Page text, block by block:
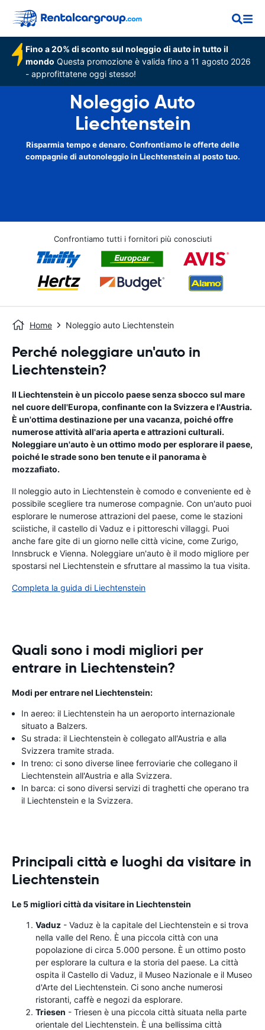
Fino a 20% di sconto sul noleggio di auto in tutto il
mondo Questa promozione è valida fino a 11 agosto 2026
- approfittatene oggi stesso!
Noleggio Auto
Liechtenstein
Risparmia tempo e denaro. Confrontiamo le offerte delle
compagnie di autonoleggio in Liechtenstein al posto tuo.
Confrontiamo tutti i fornitori più conosciuti
Home Noleggio auto Liechtenstein
Perché noleggiare un'auto in
Liechtenstein?
Il Liechtenstein è un piccolo paese senza sbocco sul mare
nel cuore dell'Europa, confinante con la Svizzera e l'Austria.
È un'ottima destinazione per una vacanza, poiché offre
numerose attività all'aria aperta e attrazioni culturali.
Noleggiare un'auto è un ottimo modo per esplorare il paese,
poiché le strade sono ben tenute e il panorama è
mozzafiato.
Il noleggio auto in Liechtenstein è comodo e conveniente ed è
possibile scegliere tra numerose compagnie. Con un'auto puoi
esplorare le numerose attrazioni del paese, come le stazioni
sciistiche, il castello di Vaduz e i pittoreschi villaggi. Puoi
anche fare gite di un giorno nelle città vicine, come Zurigo,
Innsbruck e Vienna. Noleggiare un'auto è il modo migliore per
spostarsi nel Liechtenstein e sfruttare al massimo la tua visita.
Completa la guida di Liechtenstein
Quali sono i modi migliori per
entrare in Liechtenstein?
Modi per entrare nel Liechtenstein:
In aereo: il Liechtenstein ha un aeroporto internazionale
situato a Balzers.
Su strada: il Liechtenstein è collegato all'Austria e alla
Svizzera tramite strada.
In treno: ci sono diverse linee ferroviarie che collegano il
Liechtenstein all'Austria e alla Svizzera.
In barca: ci sono diversi servizi di traghetti che operano tra
il Liechtenstein e la Svizzera.
Principali città e luoghi da visitare in
Liechtenstein
Le 5 migliori città da visitare in Liechtenstein
Vaduz - Vaduz è la capitale del Liechtenstein e si trova
nella valle del Reno. È una piccola città con una
popolazione di circa 5.000 persone. È un ottimo posto
per esplorare la cultura e la storia del paese. La città
ospita il Castello di Vaduz, il Museo Nazionale e il Museo
d'Arte del Liechtenstein. Ci sono anche numerosi
ristoranti, caffè e negozi da esplorare.
Triesen - Triesen è una piccola città situata nella parte
orientale del Liechtenstein. È una bellissima città